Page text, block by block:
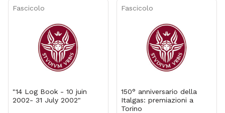
Fascicolo
"14 Log Book - 10 juin
2002- 31 July 2002"
Fascicolo
150° anniversario della
Italgas: premiazioni a
Torino